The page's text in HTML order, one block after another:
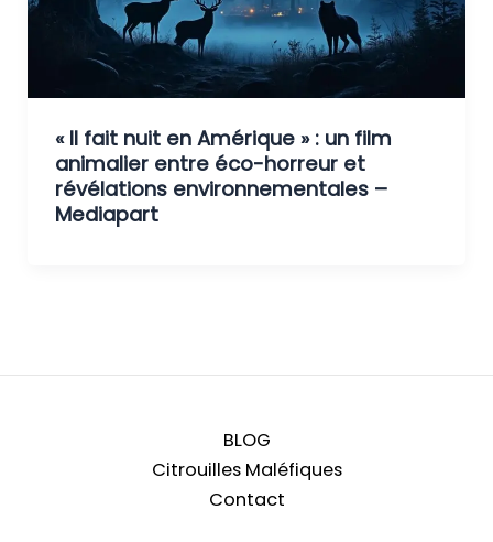
« Il fait nuit en Amérique » : un film
animalier entre éco-horreur et
révélations environnementales –
Mediapart
BLOG
Citrouilles Maléfiques
Contact